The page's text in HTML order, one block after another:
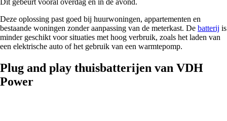
Dit gebeurt vooral overdag en in de avond.
Deze oplossing past goed bij huurwoningen, appartementen en
bestaande woningen zonder aanpassing van de meterkast. De batterij is
minder geschikt voor situaties met hoog verbruik, zoals het laden van
een elektrische auto of het gebruik van een warmtepomp.
Plug and play thuisbatterijen van VDH
Power